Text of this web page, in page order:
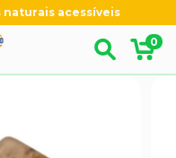
naturais acessíveis
0